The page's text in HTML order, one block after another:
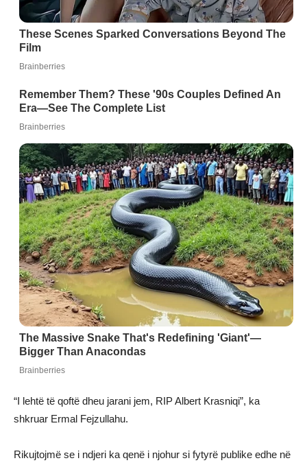
“I lehtë të qoftë dheu jarani jem, RIP Albert Krasniqi”, ka
shkruar Ermal Fejzullahu.
Rikujtojmë se i ndjeri ka qenë i njohur si fytyrë publike edhe në